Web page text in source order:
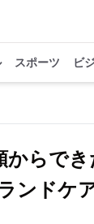
スポーツ ビ
からで
ランドケ